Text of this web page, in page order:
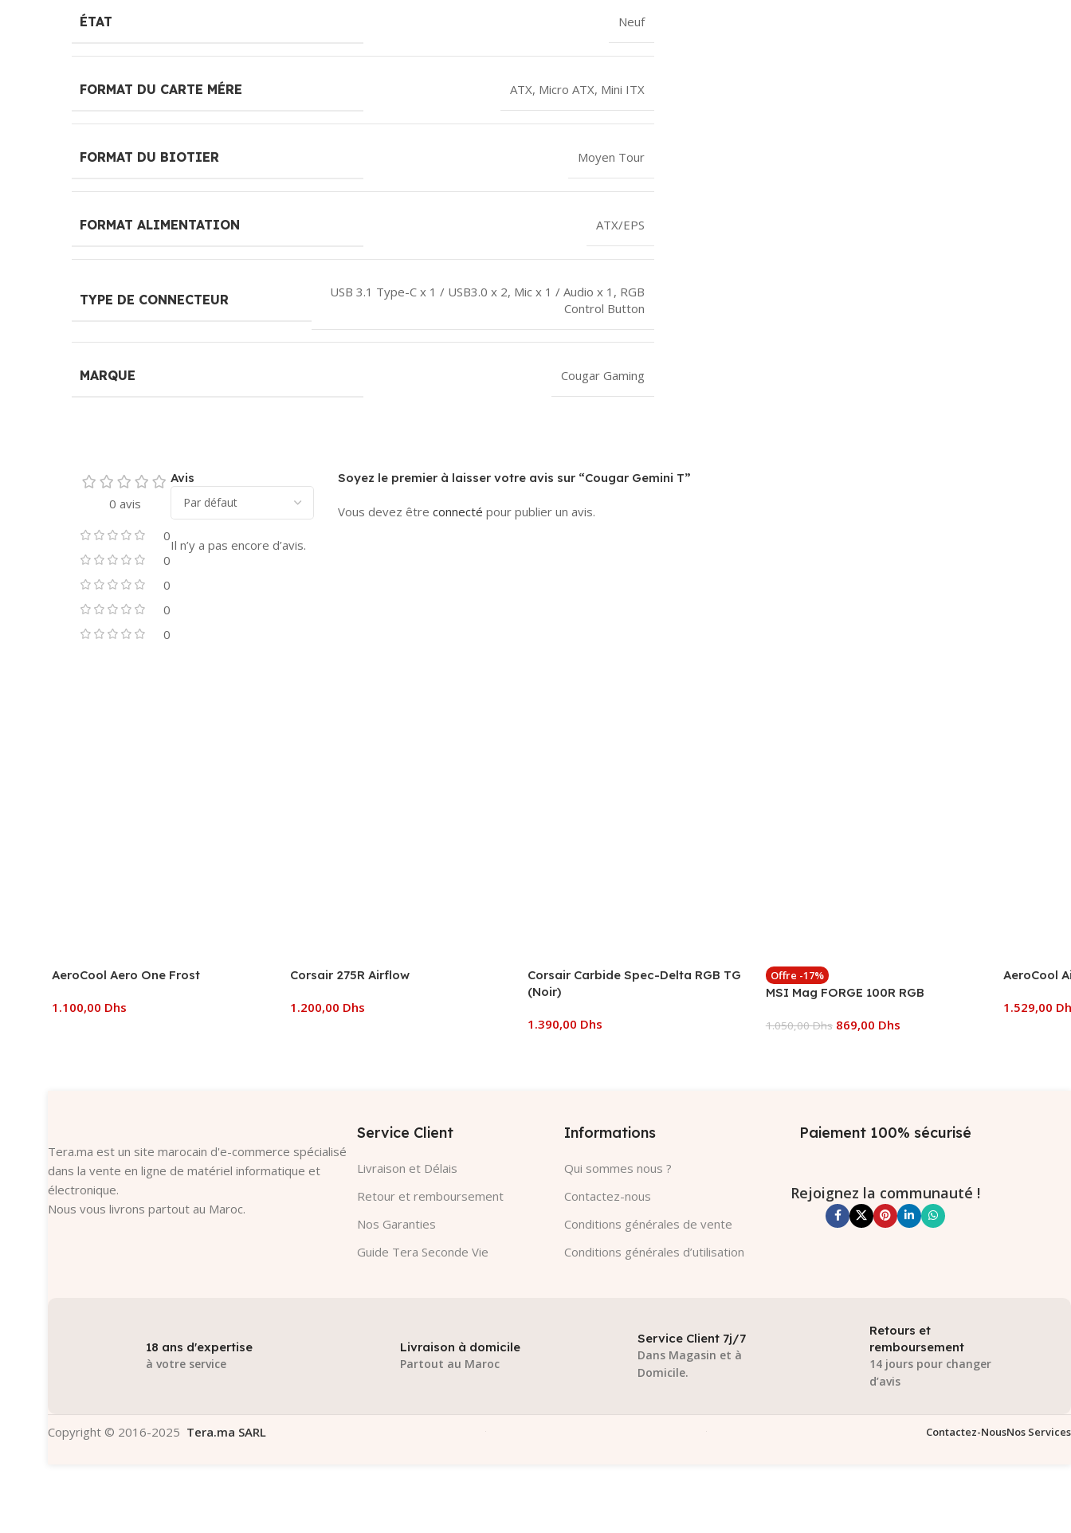
ÉTAT Neuf
FORMAT DU CARTE MÉRE ATX, Micro ATX, Mini ITX
FORMAT DU BIOTIER Moyen Tour
FORMAT ALIMENTATION ATX/EPS
TYPE DE CONNECTEUR
USB 3.1 Type-C x 1 / USB3.0 x 2, Mic x 1 / Audio x 1, RGB
Control Button
MARQUE Cougar Gaming
0 avis
0
0
0
0
0
Avis
Il n’y a pas encore d’avis.
Soyez le premier à laisser votre avis sur “Cougar Gemini T”
Vous devez être connecté pour publier un avis.
AeroCool Aero One Frost
1.100,00 Dhs
Corsair 275R Airflow
1.200,00 Dhs
Corsair Carbide Spec-Delta RGB TG
(Noir)
1.390,00 Dhs
Offre -17%
MSI Mag FORGE 100R RGB
1.050,00Dhs 869,00 Dhs
AeroCool
1.529,00
Tera.ma est un site marocain d'e-commerce spécialisé
dans la vente en ligne de matériel informatique et
électronique.
Nous vous livrons partout au Maroc.
Service Client
Livraison et Délais
Retour et remboursement
Nos Garanties​
Guide Tera Seconde Vie
Informations
Qui sommes nous ?
Contactez-nous
Conditions générales de vente
Conditions générales d’utilisation
Paiement 100% sécurisé
Rejoignez la communauté !
18 ans d'expertise
à votre service
Livraison à domicile
Partout au Maroc
Service Client 7j/7
Dans Magasin et à
Domicile.
Retours et
remboursement
14 jours pour changer
d’avis
Copyright © 2016-2025 Tera.ma SARL Contactez-NousNos Services